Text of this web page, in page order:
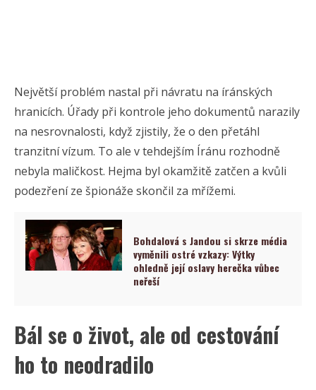
Největší problém nastal při návratu na íránských
hranicích. Úřady při kontrole jeho dokumentů narazily
na nesrovnalosti, když zjistily, že o den přetáhl
tranzitní vízum. To ale v tehdejším Íránu rozhodně
nebyla maličkost. Hejma byl okamžitě zatčen a kvůli
podezření ze špionáže skončil za mřížemi.
Bohdalová s Jandou si skrze média
vyměnili ostré vzkazy: Výtky
ohledně její oslavy herečka vůbec
neřeší
Bál se o život, ale od cestování
ho to neodradilo